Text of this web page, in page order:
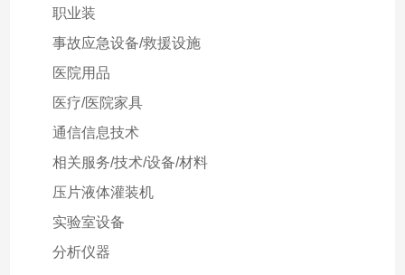
职业装
事故应急设备/救援设施
医院用品
医疗/医院家具
通信信息技术
相关服务/技术/设备/材料
压片液体灌装机
实验室设备
分析仪器